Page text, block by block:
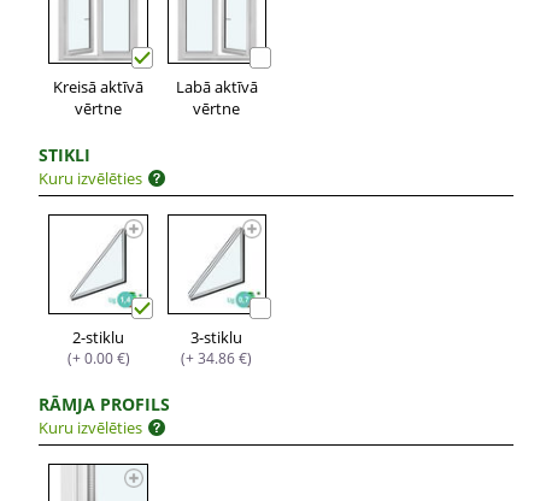
Kreisā aktīvā
vērtne
Labā aktīvā
vērtne
STIKLI
Kuru izvēlēties
2-stiklu
(+ 0.00 €)
3-stiklu
(+ 34.86 €)
RĀMJA PROFILS
Kuru izvēlēties